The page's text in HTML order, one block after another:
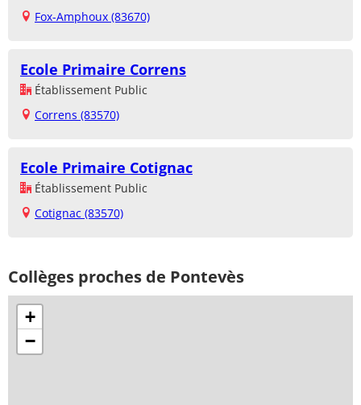
Fox-Amphoux (83670)
Ecole Primaire Correns
Établissement Public
Correns (83570)
Ecole Primaire Cotignac
Établissement Public
Cotignac (83570)
Collèges proches de Pontevès
+
−